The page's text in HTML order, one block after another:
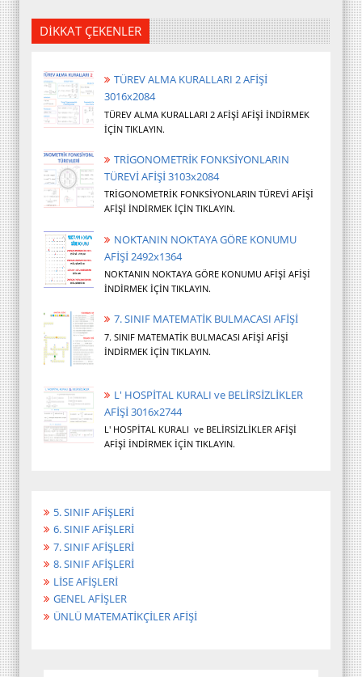
DİKKAT ÇEKENLER
TÜREV ALMA KURALLARI 2 AFİŞİ
3016x2084
TÜREV ALMA KURALLARI 2 AFİŞİ AFİŞİ İNDİRMEK
İÇİN TIKLAYIN.
TRİGONOMETRİK FONKSİYONLARIN
TÜREVİ AFİŞİ 3103x2084
TRİGONOMETRİK FONKSİYONLARIN TÜREVİ AFİŞİ
AFİŞİ İNDİRMEK İÇİN TIKLAYIN.
NOKTANIN NOKTAYA GÖRE KONUMU
AFİŞİ 2492x1364
NOKTANIN NOKTAYA GÖRE KONUMU AFİŞİ AFİŞİ
İNDİRMEK İÇİN TIKLAYIN.
7. SINIF MATEMATİK BULMACASI AFİŞİ
7. SINIF MATEMATİK BULMACASI AFİŞİ AFİŞİ
İNDİRMEK İÇİN TIKLAYIN.
L' HOSPİTAL KURALI ve BELİRSİZLİKLER
AFİŞİ 3016x2744
L' HOSPİTAL KURALI ve BELİRSİZLİKLER AFİŞİ
AFİŞİ İNDİRMEK İÇİN TIKLAYIN.
5. SINIF AFİŞLERİ
6. SINIF AFİŞLERİ
7. SINIF AFİŞLERİ
8. SINIF AFİŞLERİ
LİSE AFİŞLERİ
GENEL AFİŞLER
ÜNLÜ MATEMATİKÇİLER AFİŞİ